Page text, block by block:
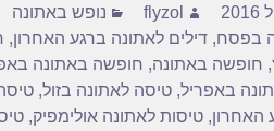
מחבר
flyzol קטגוריות
נופש באתונה
בפסח,דילים לאתונה ברגע האחרון,
, חופשה באתונה, חופשה באתונה
באפריל,טיסה לאתונה בזול,
האחרון,טיסות לאתונה אולימפיק,